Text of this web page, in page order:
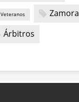
Veteranos
Zamora
Árbitros